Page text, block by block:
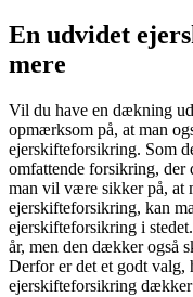
En udvidet
mere
Vil du have en dækning
opmærksom på, at man
ejerskifteforsikring. Som
omfattende forsikring, der
man vil være sikker på, at
ejerskifteforsikring, kan
ejerskifteforsikring i
år, men den dækker også
Derfor er det et godt
ejerskifteforsikring dækker